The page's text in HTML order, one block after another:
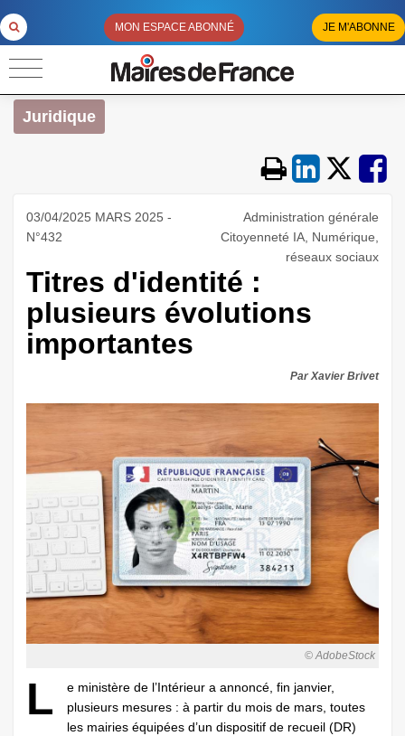
MON ESPACE ABONNÉ JE M'ABONNE
Juridique
03/04/2025 MARS 2025 -
N°432
Administration générale
Citoyenneté IA, Numérique,
réseaux sociaux
Titres d'identité :
plusieurs évolutions
importantes
Par Xavier Brivet
© AdobeStock
L
e ministère de l’Intérieur a annoncé, fin janvier,
plusieurs mesures : à partir du mois de mars, toutes
les mairies équipées d’un dispositif de recueil (DR)